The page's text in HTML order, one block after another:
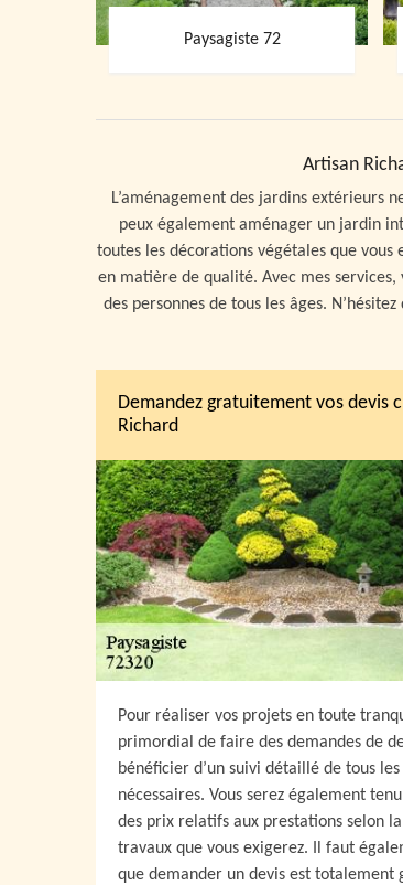
Paysagiste 72
Artisan
L’aménagement des jardins extérieurs
peux également aménager un jardin
toutes les décorations végétales que
en matière de qualité. Avec mes
des personnes de tous les âges.
Demandez gratuitement vos devis
Richard
Pour réaliser vos projets en toute
primordial de faire des demandes de
bénéficier d’un suivi détaillé de tous
nécessaires. Vous serez également
des prix relatifs aux prestations selon
travaux que vous exigerez. Il faut
que demander un devis est totalement